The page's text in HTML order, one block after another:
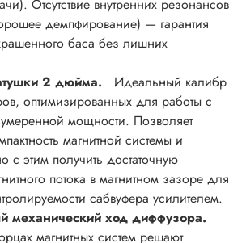
Отсутствие внутренних резонансов
демпфирование) — гарантия
баса без лишних
2 дюйма. Идеальный калибр
оптимизированных для работы с
мощности. Позволяет
магнитной системы и
с этим получить достаточную
потока в магнитном зазоре для
сабвуфера усилителем.
механический ход диффузора.
магнитных систем решают